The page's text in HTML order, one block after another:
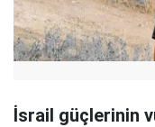
İsrail güçlerinin